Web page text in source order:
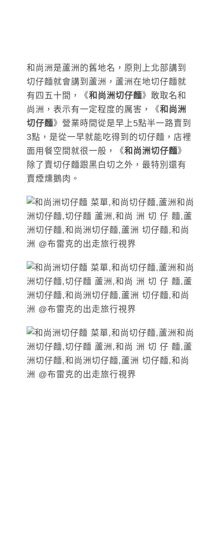
和尚洲是蘆洲的舊地名，原則上北部講到
切仔麵就會講到蘆洲，蘆洲在地切仔麵就
有四五十間，《和尚洲切仔麵》敢取名和
尚洲，表示有一定程度的厲害，《和尚洲
切仔麵》營業時間從是早上5點半一路賣到
3點，是從一早就能吃得到的切仔麵，店裡
面用餐空間就很一般，《和尚洲切仔麵》
除了賣切仔麵跟黑白切之外，最特別還有
賣煙燻鵝肉。